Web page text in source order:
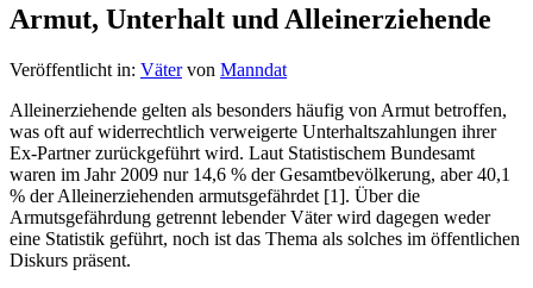
Armut, Unterhalt und Alleinerziehende
Veröffentlicht in: Väter von Manndat
Alleinerziehende gelten als besonders häufig von Armut betroffen,
was oft auf widerrechtlich verweigerte Unterhaltszahlungen ihrer
Ex-Partner zurückgeführt wird. Laut Statistischem Bundesamt
waren im Jahr 2009 nur 14,6 % der Gesamtbevölkerung, aber 40,1
% der Alleinerziehenden armutsgefährdet [1]. Über die
Armutsgefährdung getrennt lebender Väter wird dagegen weder
eine Statistik geführt, noch ist das Thema als solches im öffentlichen
Diskurs präsent.